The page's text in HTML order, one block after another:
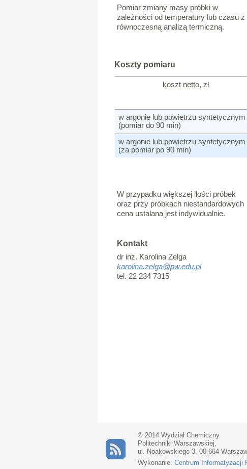
Pomiar zmiany masy próbki w
zależności od temperatury lub czasu z
równoczesną analizą termiczną.
Koszty pomiaru
koszt netto, zł
w argonie lub powietrzu syntetycznym
(pomiar do 90 min)
w argonie lub powietrzu syntetycznym
(za pomiar po 90 min)
W przypadku większej ilości próbek
oraz przy próbkach niestandardowych
cena ustalana jest indywidualnie.
Kontakt
dr inż. Karolina Zelga
karolina.zelga@pw.edu.pl
tel. 22 234 7315
© 2014 Wydział Chemiczny
Politechniki Warszawskiej,
ul. Noakowskiego 3, 00-664
Wykonanie: Centrum Informatyzacji